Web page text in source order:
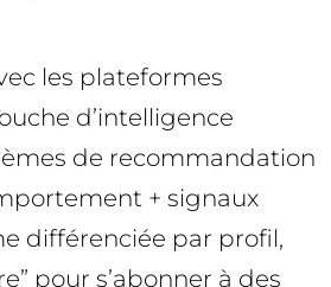
les plateformes
d’intelligence
de recommandation
+ signaux
différenciée par profil,
pour s’abonner à des